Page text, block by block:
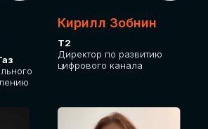
Кирилл Зобнин
Т2
Директор по развитию
цифрового канала